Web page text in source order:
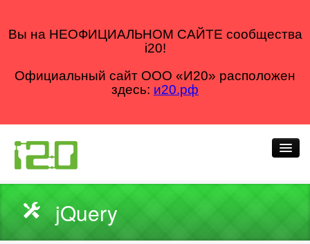
Вы на НЕОФИЦИАЛЬНОМ САЙТЕ сообщества
i20!
Официальный сайт ООО «И20» расположен
здесь: и20.рф
Что делаемjQuery